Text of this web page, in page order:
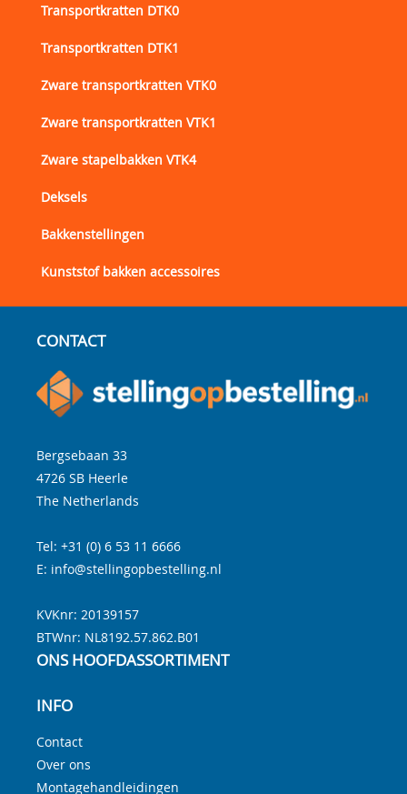
Transportkratten DTK0
Transportkratten DTK1
Zware transportkratten VTK0
Zware transportkratten VTK1
Zware stapelbakken VTK4
Deksels
Bakkenstellingen
Kunststof bakken accessoires
CONTACT
Bergsebaan 33
4726 SB Heerle
The Netherlands
Tel: +31 (0) 6 53 11 6666
E: info@stellingopbestelling.nl
KVKnr: 20139157
BTWnr: NL8192.57.862.B01
ONS HOOFDASSORTIMENT
INFO
Contact
Over ons
Montagehandleidingen